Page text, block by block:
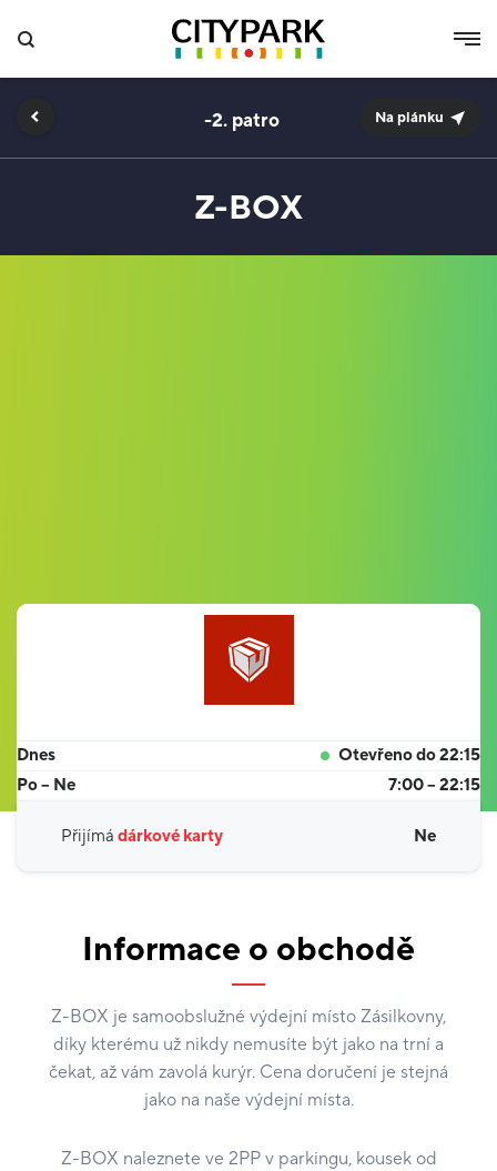
Z-BOX
-2. Na plánku
Dnes
Otevřeno do 22:15
Po – Ne
7:00 – 22:15
Přijímá dárkové karty Ne
Informace o obchodě
Z-BOX je samoobslužné výdejní místo Zásilkovny,
díky kterému už nikdy nemusíte být jako na trní a
čekat, až vám zavolá kurýr. Cena doručení je stejná
jako na naše výdejní místa.
Z-BOX naleznete ve 2PP v parkingu, kousek od